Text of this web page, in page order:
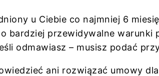
u Ciebie co najmniej 6
bardziej przewidywalne warunki
odmawiasz – musisz podać
ani rozwiązać umowy